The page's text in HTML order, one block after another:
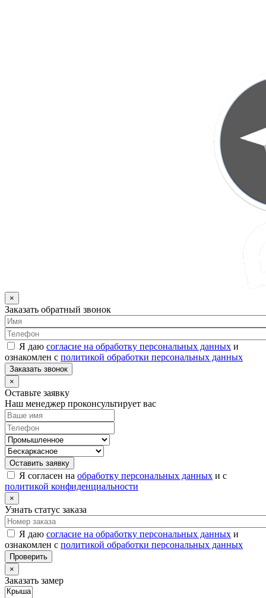
×
Заказать обратный звонок
Я даю согласие на обработку персональных данных и
ознакомлен с политикой обработки персональных данных
Заказать звонок
×
Оставьте заявку
Наш менеджер проконсультирует вас
Оставить заявку
Я согласен на обработку персональных данных и с
политикой конфиденциальности
×
Узнать статус заказа
Я даю согласие на обработку персональных данных и
ознакомлен с политикой обработки персональных данных
Проверить
×
Заказать замер